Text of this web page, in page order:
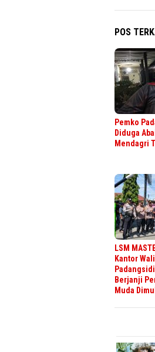
POS
Pemko
Diduga
Mendagri
LSM
Kantor
Berjanji
Muda